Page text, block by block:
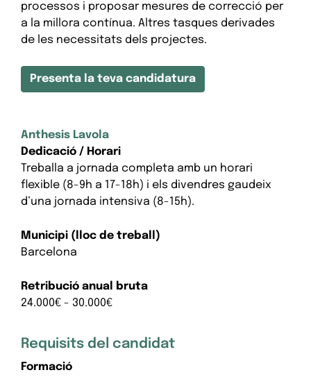
processos i proposar mesures de correcció per
a la millora contínua. Altres tasques derivades
de les necessitats dels projectes.
Presenta la teva candidatura
Anthesis Lavola
Dedicació / Horari
Treballa a jornada completa amb un horari
flexible (8-9h a 17-18h) i els divendres gaudeix
d’una jornada intensiva (8-15h).
Municipi (lloc de treball)
Barcelona
Retribució anual bruta
24.000€ - 30.000€
Requisits del candidat
Formació